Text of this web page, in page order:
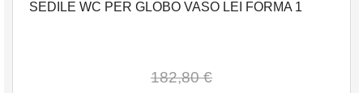
SEDILE WC PER GLOBO VASO LEI FORMA 1
182,80 €